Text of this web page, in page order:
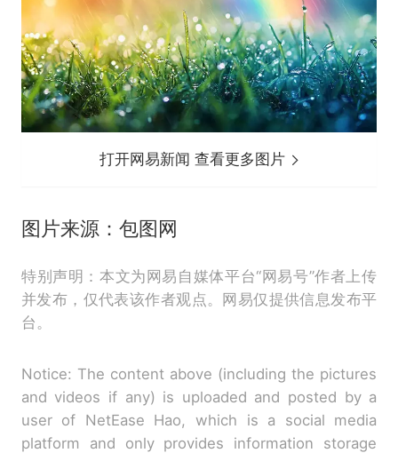
打开网易新闻 查看更多图片
图片来源：包图网
特别声明：本文为网易自媒体平台“网易号”作者上传
并发布，仅代表该作者观点。网易仅提供信息发布平
台。
Notice: The content above (including the pictures
and videos if any) is uploaded and posted by a
user of NetEase Hao, which is a social media
platform and only provides information storage